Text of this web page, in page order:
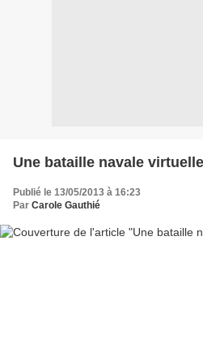
Une bataille navale virtuelle
Publié le 13/05/2013 à 16:23
Par Carole Gauthié